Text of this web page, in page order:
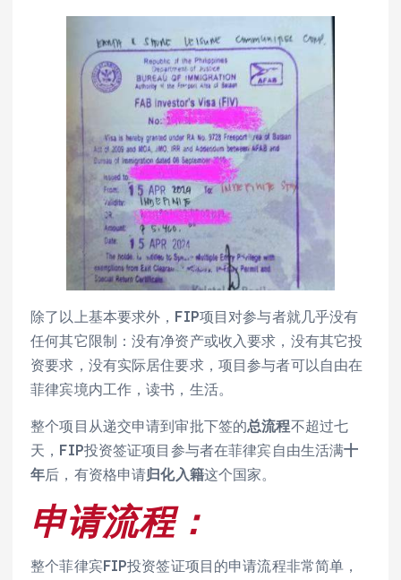
除了以上基本要求外，FIP项目对参与者就几乎没有
任何其它限制：没有净资产或收入要求，没有其它投
资要求，没有实际居住要求，项目参与者可以自由在
菲律宾境内工作，读书，生活。
整个项目从递交申请到审批下签的总流程不超过七
天，FIP投资签证项目参与者在菲律宾自由生活满十
年后，有资格申请归化入籍这个国家。
申请流程：
整个菲律宾FIP投资签证项目的申请流程非常简单，